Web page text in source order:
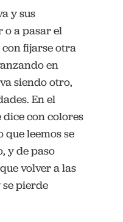
y sus
o a pasar el
con fijarse otra
en
siendo otro,
En el
con colores
que leemos se
y de paso
volver a las
se pierde